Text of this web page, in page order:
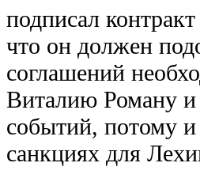
подписал
что он должен
соглашений
Виталию Роману
событий, потому
санкциях для